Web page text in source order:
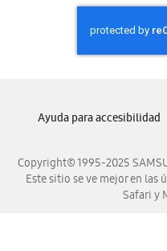
Copyright© 1995-2025
Este sitio se ve mejor en las
Safari y
Ayuda para accesibilidad